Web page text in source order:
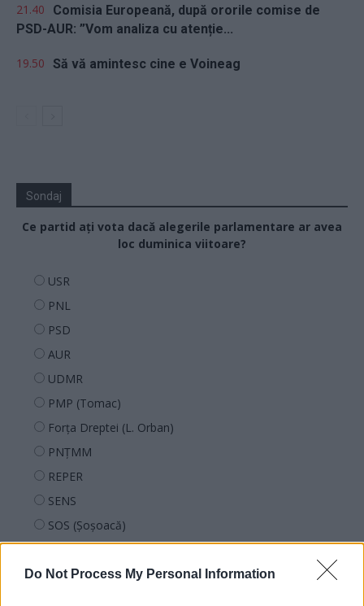
Do Not Process My Personal Information
21.40
Comisia Europeană, după ororile comise de
PSD-AUR: ”Vom analiza cu atenție...
19.50 Să vă amintesc cine e Voineag
Sondaj
Ce partid ați vota dacă alegerile parlamentare ar avea
loc duminica viitoare?
USR
PNL
PSD
AUR
UDMR
PMP (Tomac)
Forța Dreptei (L. Orban)
PNȚMM
REPER
SENS
SOS (Șoșoacă)
POT (Gavrilă)
PACE (Peia)